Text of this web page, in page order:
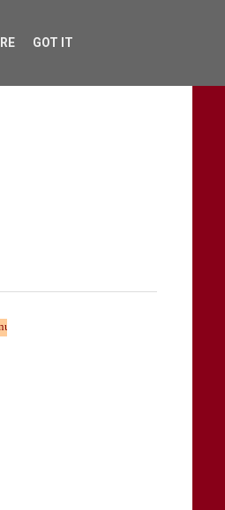
TARAStv e' parte della
GOT IT